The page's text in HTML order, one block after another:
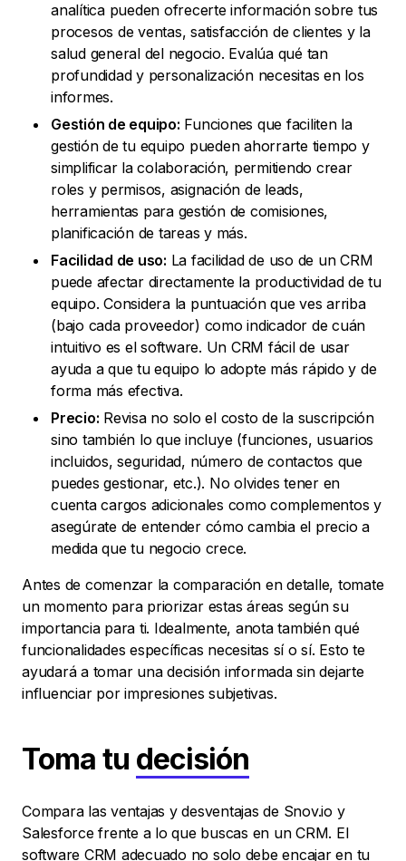
analítica pueden ofrecerte información sobre tus
procesos de ventas, satisfacción de clientes y la
salud general del negocio. Evalúa qué tan
profundidad y personalización necesitas en los
informes.
Gestión de equipo: Funciones que faciliten la
gestión de tu equipo pueden ahorrarte tiempo y
simplificar la colaboración, permitiendo crear
roles y permisos, asignación de leads,
herramientas para gestión de comisiones,
planificación de tareas y más.
Facilidad de uso: La facilidad de uso de un CRM
puede afectar directamente la productividad de tu
equipo. Considera la puntuación que ves arriba
(bajo cada proveedor) como indicador de cuán
intuitivo es el software. Un CRM fácil de usar
ayuda a que tu equipo lo adopte más rápido y de
forma más efectiva.
Precio: Revisa no solo el costo de la suscripción
sino también lo que incluye (funciones, usuarios
incluidos, seguridad, número de contactos que
puedes gestionar, etc.). No olvides tener en
cuenta cargos adicionales como complementos y
asegúrate de entender cómo cambia el precio a
medida que tu negocio crece.
Antes de comenzar la comparación en detalle, tomate
un momento para priorizar estas áreas según su
importancia para ti. Idealmente, anota también qué
funcionalidades específicas necesitas sí o sí. Esto te
ayudará a tomar una decisión informada sin dejarte
influenciar por impresiones subjetivas.
Toma tu decisión
Compara las ventajas y desventajas de Snov.io y
Salesforce frente a lo que buscas en un CRM. El
software CRM adecuado no solo debe encajar en tu